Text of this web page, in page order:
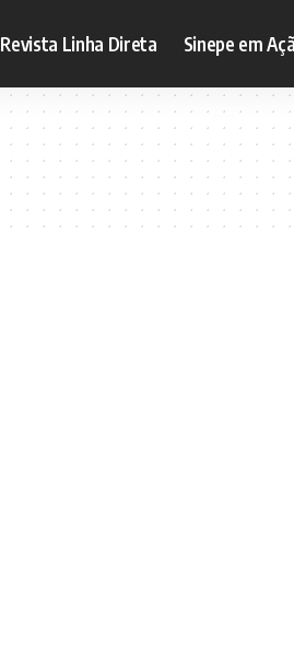
Revista Linha Direta Sinepe em